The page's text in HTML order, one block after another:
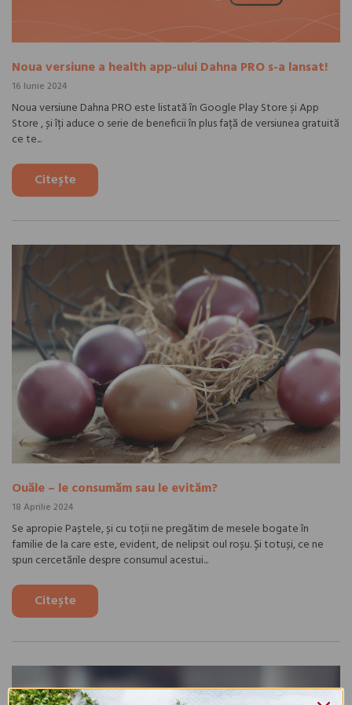
Noua versiune a health app-ului Dahna PRO s-a lansat!
16 Iunie 2024
Noua versiune Dahna PRO este listată în Google Play Store și App
Store , și îți aduce o serie de beneficii în plus față de versiunea gratuită
ce te...
Citește
Ouăle – le consumăm sau le evităm?
18 Aprilie 2024
Se apropie Paștele, și cu toții ne pregătim de mesele bogate în
familie de la care este, evident, de nelipsit oul roșu. Și totuși, ce ne
spun cercetările despre consumul acestui...
Citește